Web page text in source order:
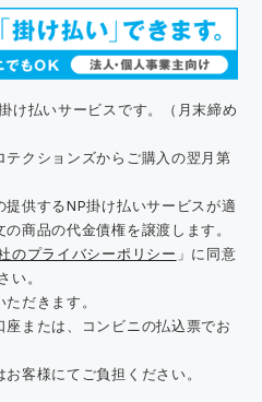
け払いサービスです。（月末締め
クションズからご購入の翌月第
供するNP掛け払いサービスが適
商品の代金債権を譲渡します。
のプライバシーポリシー 」に同意
い。
だきます。
または、コンビニの払込票でお
客様にてご負担ください。